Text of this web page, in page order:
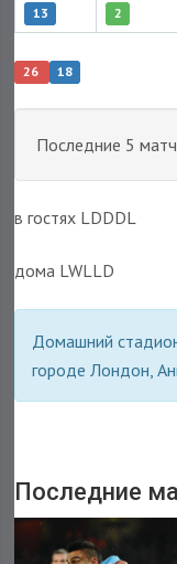
13 2
26 18
Последние 5
в гостях LDDDL
дома LWLLD
Домашний
городе Лондон,
Последние